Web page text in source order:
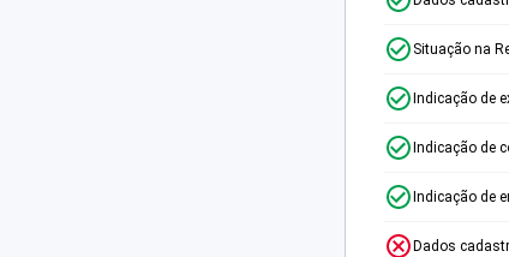
Situação na
Indicação de
Indicação de
Indicação de
Dados